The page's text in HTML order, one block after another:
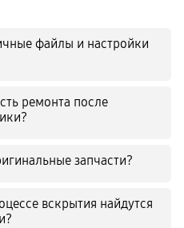
файлы и настройки
ремонта после
запчасти?
вскрытия найдутся